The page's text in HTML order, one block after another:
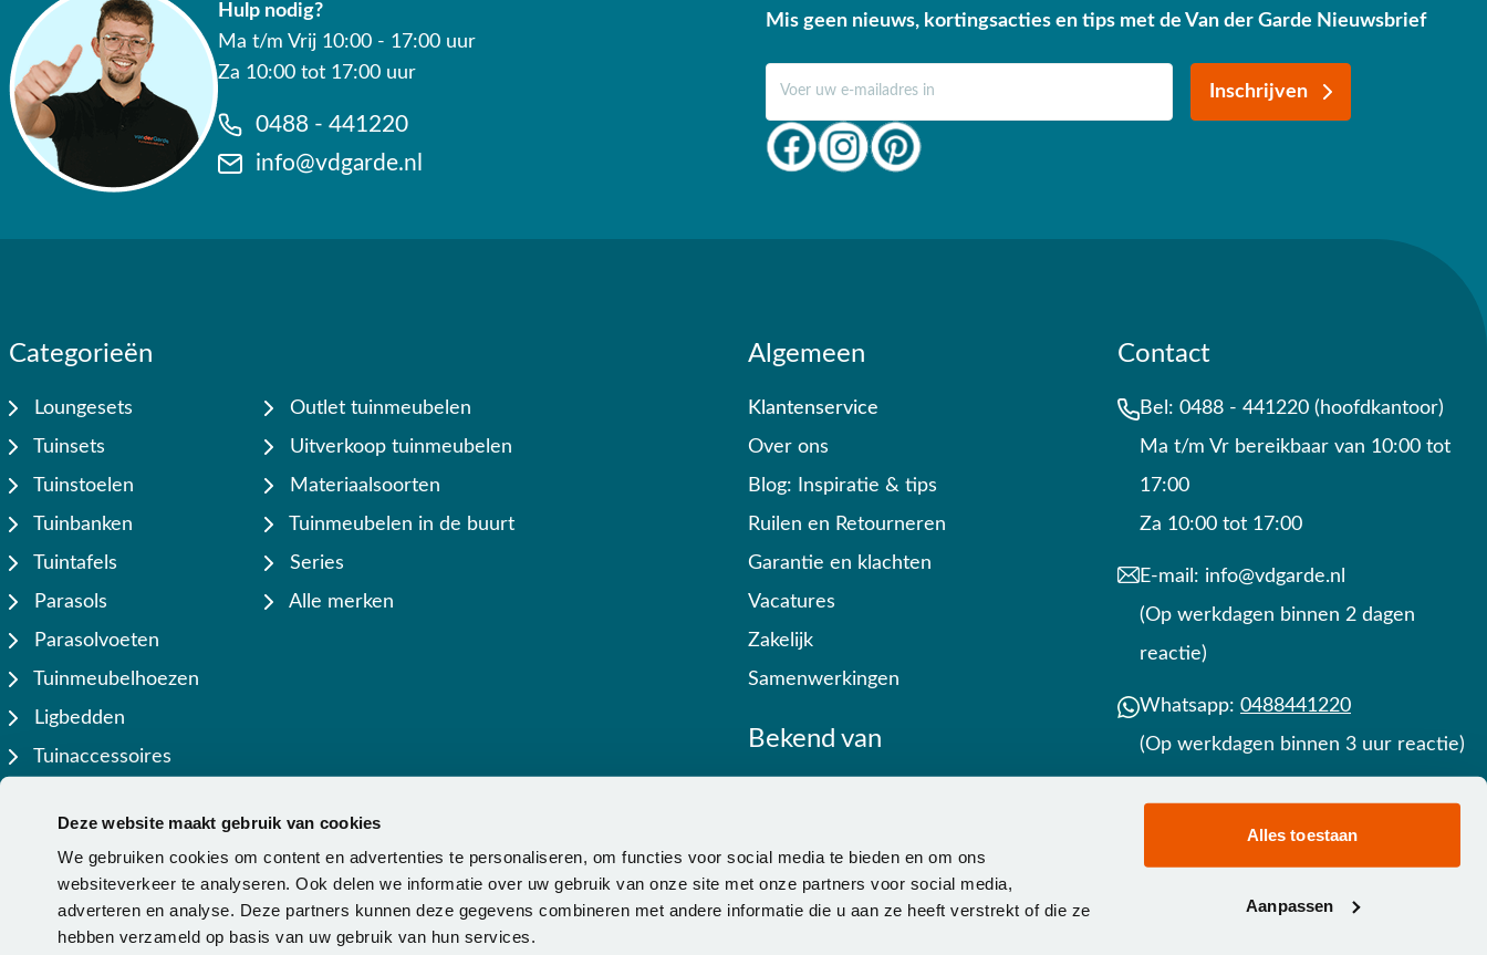
Deze website maakt gebruik van cookies
We gebruiken cookies om content en advertenties te personaliseren, om functies voor social media te bieden en om ons
websiteverkeer te analyseren. Ook delen we informatie over uw gebruik van onze site met onze partners voor social media,
adverteren en analyse. Deze partners kunnen deze gegevens combineren met andere informatie die u aan ze heeft verstrekt of die ze
hebben verzameld op basis van uw gebruik van hun services.
Alles toestaan
Aanpassen
Hulp nodig?
Ma t/m Vrij 10:00 - 17:00 uur
Za 10:00 tot 17:00 uur
0488 - 441220
info@vdgarde.nl
Mis geen nieuws, kortingsacties en tips met de Van der Garde Nieuwsbrief
Inschrijven
Categorieën
Loungesets
Tuinsets
Tuinstoelen
Tuinbanken
Tuintafels
Parasols
Parasolvoeten
Tuinmeubelhoezen
Ligbedden
Tuinaccessoires
Outlet tuinmeubelen
Uitverkoop tuinmeubelen
Materiaalsoorten
Tuinmeubelen in de buurt
Series
Alle merken
Algemeen
Klantenservice
Over ons
Blog: Inspiratie & tips
Ruilen en Retourneren
Garantie en klachten
Vacatures
Zakelijk
Samenwerkingen
Bekend van
Contact
Bel: 0488 - 441220 (hoofdkantoor)
Ma t/m Vr bereikbaar van 10:00 tot
17:00
Za 10:00 tot 17:00
E-mail: info@vdgarde.nl
(Op werkdagen binnen 2 dagen
reactie)
Whatsapp: 0488441220
(Op werkdagen binnen 3 uur reactie)